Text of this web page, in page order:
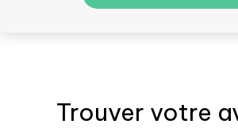
Trouver votre